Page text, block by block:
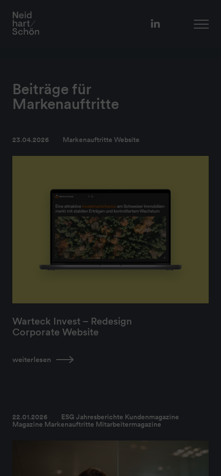
Beiträge für
Markenauftritte
23.04.2026 Markenauftritte Website
Warteck Invest – Redesign
Corporate Website
weiterlesen
22.01.2026 ESG Jahresberichte Kundenmagazine
Magazine Markenauftritte Mitarbeitermagazine